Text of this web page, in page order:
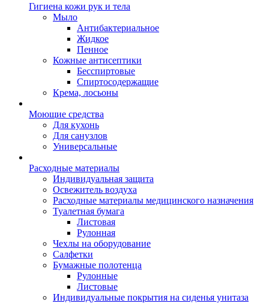
Гигиена кожи рук и тела
Мыло
Антибактериальное
Жидкое
Пенное
Кожные антисептики
Бесспиртовые
Cпиртосодержащие
Крема, лосьоны
Моющие средства
Для кухонь
Для санузлов
Универсальные
Расходные материалы
Индивидуальная защита
Освежитель воздуха
Расходные материалы медицинского назначения
Туалетная бумага
Листовая
Рулонная
Чехлы на оборудование
Салфетки
Бумажные полотенца
Рулонные
Листовые
Индивидуальные покрытия на сиденья унитаза